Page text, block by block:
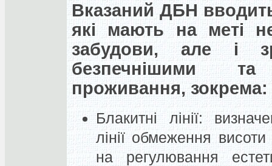
Вказаний ДБН вводить
які мають на меті
забудови, але і
безпечнішими
проживання, зокрема:
Блакитні лінії:
лінії обмеження
на регулювання